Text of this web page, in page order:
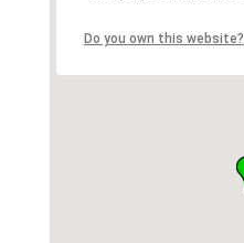
Do you own this website?